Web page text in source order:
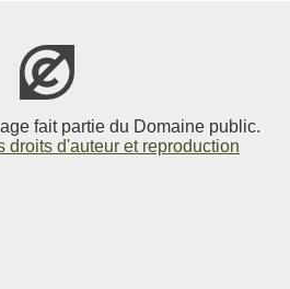
fait partie du Domaine public.
droits d'auteur et reproduction